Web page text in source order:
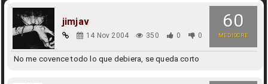
60
MEDIOCRE
jimjav
14 Nov 2004 350 0 0
No me covence todo lo que debiera, se queda corto